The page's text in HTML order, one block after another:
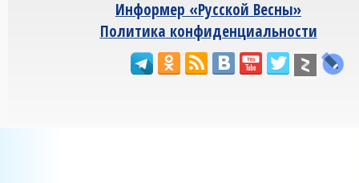
Информер «Русской Весны»
Политика конфиденциальности